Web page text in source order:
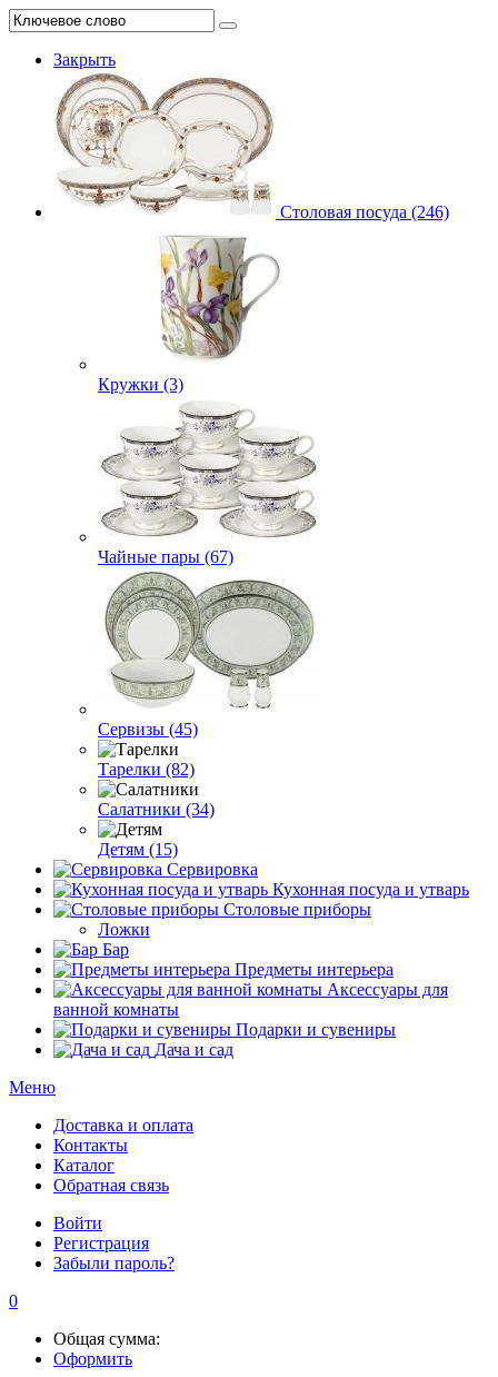
Закрыть
Столовая посуда (246)
Кружки (3)
Чайные пары (67)
Сервизы (45)
Тарелки (82)
Салатники (34)
Детям (15)
Сервировка
Кухонная посуда и утварь
Столовые приборы
Ложки
Бар
Предметы интерьера
Аксессуары для
ванной комнаты
Подарки и сувениры
Дача и сад
Меню
Доставка и оплата
Контакты
Каталог
Обратная связь
Войти
Регистрация
Забыли пароль?
0
Общая сумма:
Оформить